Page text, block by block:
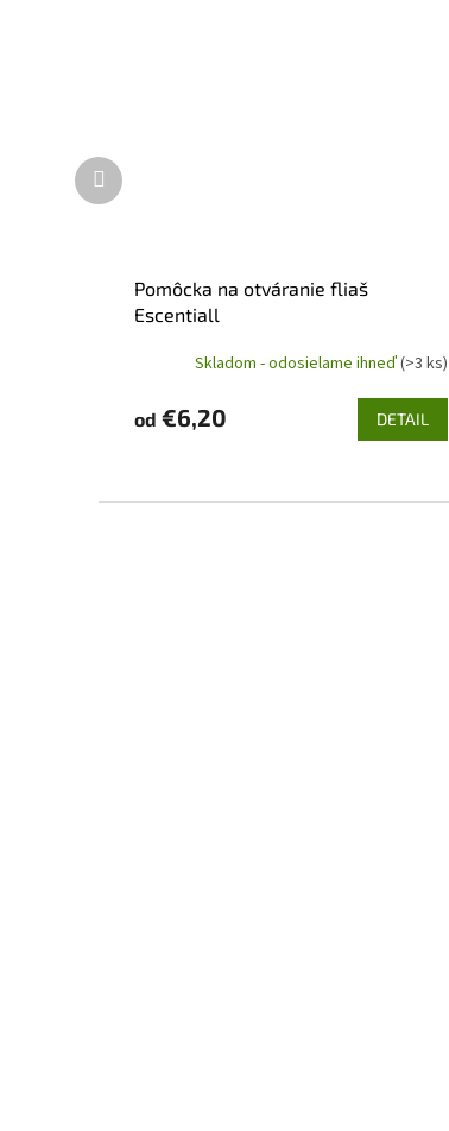
Pomôcka na otváranie fliaš
Escentiall
Skladom - odosielame ihneď(>3 ks)
od €6,20 DETAIL
Ďalší
produkt